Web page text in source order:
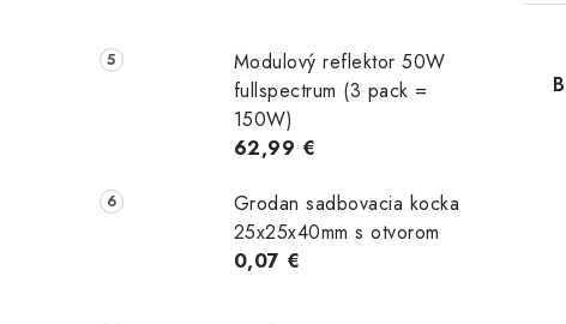
Modulový reflektor 50W
fullspectrum (3 pack =
150W)
62,99 €
Grodan sadbovacia kocka
25x25x40mm s otvorom
0,07 €